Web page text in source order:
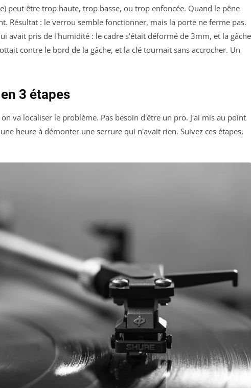
peut être trop haute, trop basse, ou trop enfoncée. Quand le pêne
Résultat : le verrou semble fonctionner, mais la porte ne ferme pas.
avait pris de l'humidité : le cadre s'était déformé de 3mm, et la gâche
contre le bord de la gâche, et la clé tournait sans accrocher. Un
3 étapes
va localiser le problème. Pas besoin d'être un pro. J'ai mis au point
heure à démonter une serrure qui n'avait rien. Suivez ces étapes,